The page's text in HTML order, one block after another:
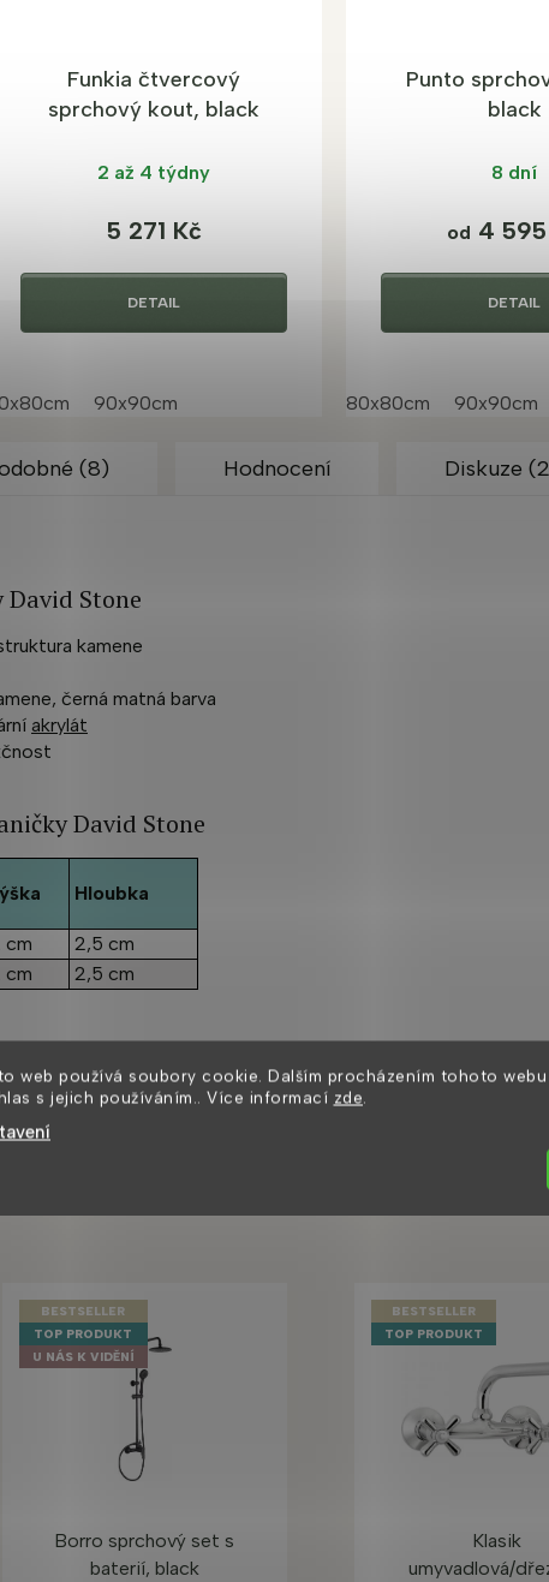
web používá soubory cookie. Dalším procházením tohoto
s jejich používáním.. Více informací zde.
Funkia čtvercový
sprchový kout, black
2 až 4 týdny
5 271 Kč
DETAIL
90x90cm
Punto
black
8 dní
od 4
DETAIL
80x80cm 90x90cm
(8) Hodnocení Diskuze
David Stone
kamene
černá matná barva
akrylát
David Stone
Hloubka
cm
2,5 cm
cm 2,5 cm
BESTSELLER
TOP PRODUKT
U NÁS K VIDĚNÍ
Borro sprchový set s
baterií, black
BESTSELLER
TOP PRODUKT
Klasik
umyvadlová/